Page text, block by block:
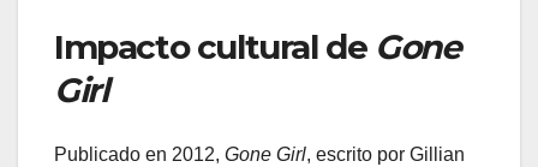
Impacto cultural de Gone
Girl
Publicado en 2012, Gone Girl, escrito por Gillian